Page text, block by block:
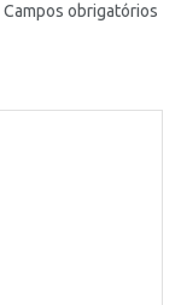
Campos obrigatórios